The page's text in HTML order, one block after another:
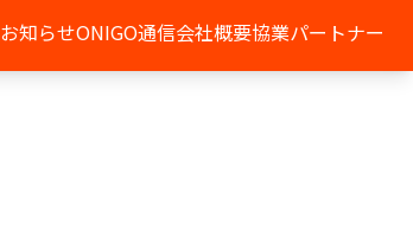
お知らせONIGO通信会社概要協業パートナー